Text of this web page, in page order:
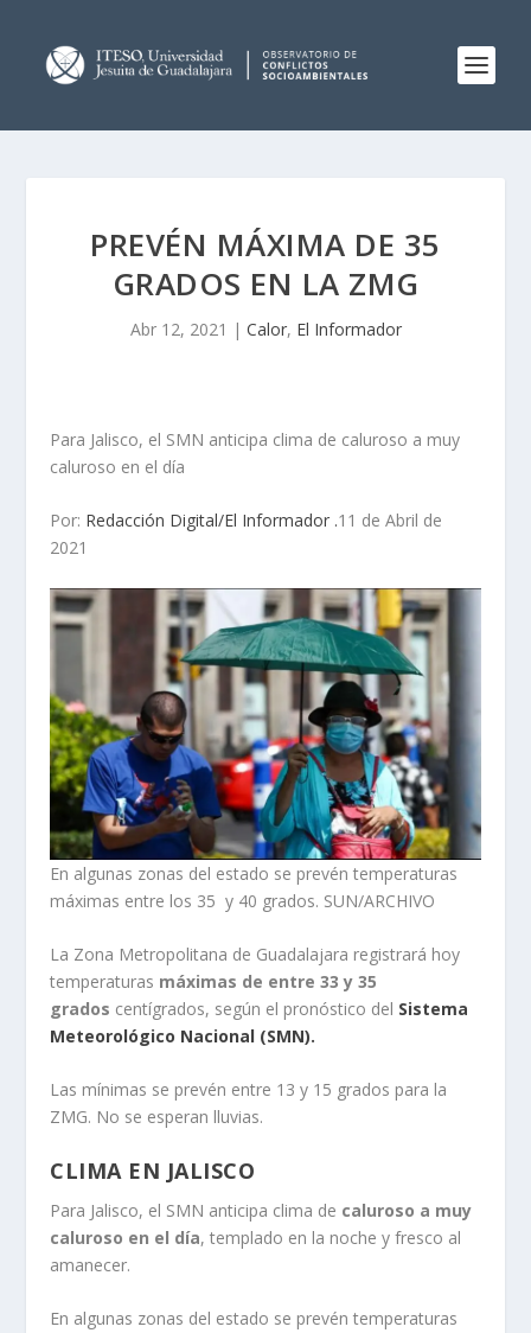
PREVÉN MÁXIMA DE 35
GRADOS EN LA ZMG
Abr 12, 2021 | Calor, El Informador
Para Jalisco, el SMN anticipa clima de caluroso a muy
caluroso en el día
Por: Redacción Digital/El Informador .11 de Abril de
2021
En algunas zonas del estado se prevén temperaturas
máximas entre los 35 y 40 grados. SUN/ARCHIVO
La Zona Metropolitana de Guadalajara registrará hoy
temperaturas máximas de entre 33 y 35
grados centígrados, según el pronóstico del Sistema
Meteorológico Nacional (SMN).
Las mínimas se prevén entre 13 y 15 grados para la
ZMG. No se esperan lluvias.
CLIMA EN JALISCO
Para Jalisco, el SMN anticipa clima de caluroso a muy
caluroso en el día, templado en la noche y fresco al
amanecer.
En algunas zonas del estado se prevén temperaturas